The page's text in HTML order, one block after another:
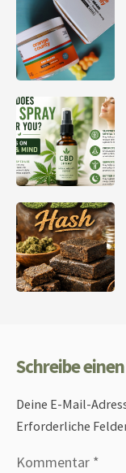
Schreibe
Deine E-Mail-
Erforderliche
Kommentar *